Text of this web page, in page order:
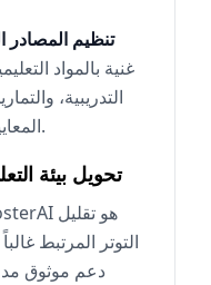
تنظيم المصادر
غنية بالمواد
التدريبية،
المعايير والمناهج الدراسية الحالية.
تحويل بيئة
التوتر المرتبط
دعم موثوق